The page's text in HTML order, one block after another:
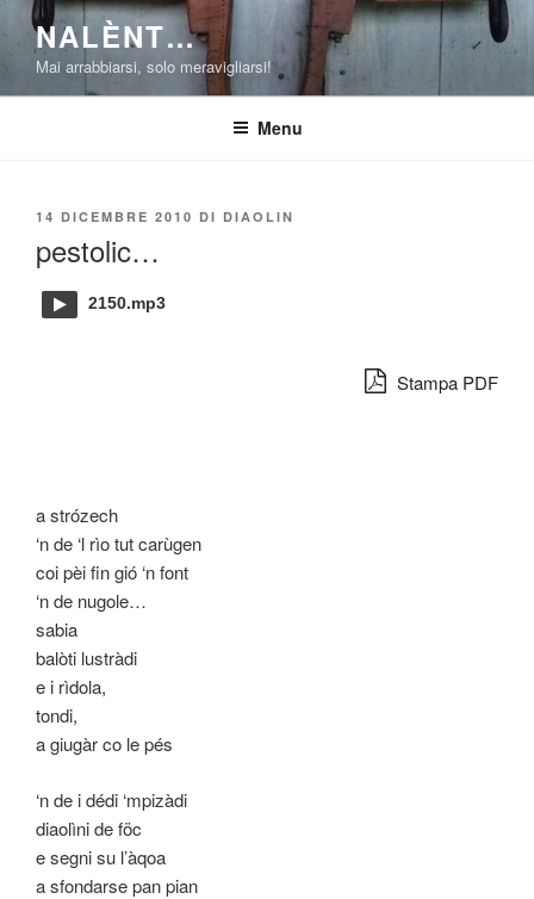
Salta
contenuto
NALÈNT…
Mai arrabbiarsi, solo meravigliarsi!
Menu
PUBBLICATO
14 DICEMBRE 2010 DI DIAOLIN
pestolic…
2150.mp3
Stampa PDF
a strózech
‘n de ‘l rìo tut carùgen
coi pèi fin gió ‘n font
‘n de nugole…
sabia
balòti lustràdi
e i rìdola,
tondi,
a giugàr co le pés
‘n de i dédi ‘mpizàdi
diaolìni de föc
e segni su l’àqoa
a sfondarse pan pian